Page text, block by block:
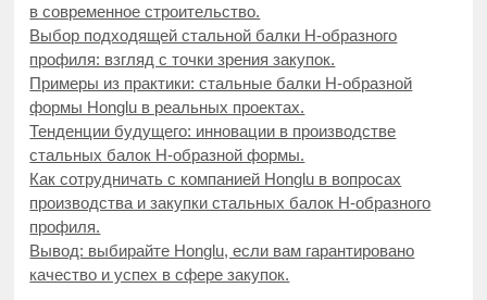
в современное строительство.
Выбор подходящей стальной балки H-образного
профиля: взгляд с точки зрения закупок.
Примеры из практики: стальные балки H-образной
формы Honglu в реальных проектах.
Тенденции будущего: инновации в производстве
стальных балок H-образной формы.
Как сотрудничать с компанией Honglu в вопросах
производства и закупки стальных балок H-образного
профиля.
Вывод: выбирайте Honglu, если вам гарантировано
качество и успех в сфере закупок.